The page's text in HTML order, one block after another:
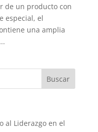
de un producto con
especial, el
una amplia
al Liderazgo en el